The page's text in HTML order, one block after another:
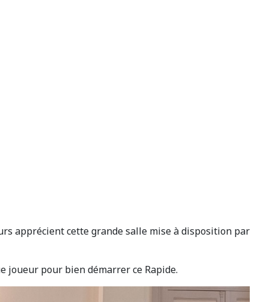
apprécient cette grande salle mise à disposition par
joueur pour bien démarrer ce Rapide.